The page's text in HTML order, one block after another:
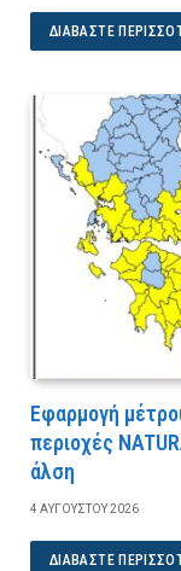
ΔΙΑΒΆΣΤΕ
Εφαρμογή
περιοχές
άλση
4 ΑΥΓΟΎΣΤΟΥ 2026
ΔΙΑΒΆΣΤΕ